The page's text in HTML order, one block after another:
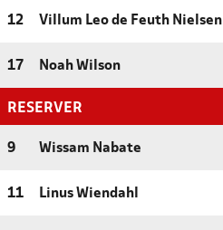
12 Villum Leo de Feuth Nielsen
17 Noah Wilson
RESERVER
9 Wissam Nabate
11 Linus Wiendahl